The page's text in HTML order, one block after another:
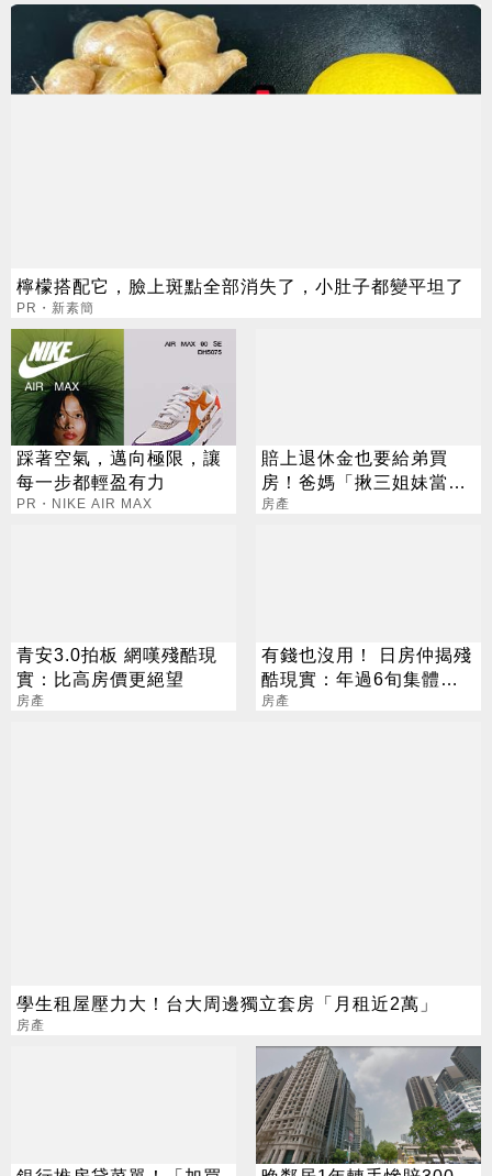
檸檬搭配它，臉上斑點全部消失了，小肚子都變平坦了
PR・新素簡
踩著空氣，邁向極限，讓
每一步都輕盈有力
PR・NIKE AIR MAX
賠上退休金也要給弟買
房！爸媽「揪三姐妹當伏
弟魔」：沒錢結婚登記就
房產
青安3.0拍板 網嘆殘酷現
實：比高房價更絕望
房產
有錢也沒用！ 日房仲揭殘
酷現實：年過6旬集體封
殺
房產
學生租屋壓力大！台大周邊獨立套房「月租近2萬」
房產